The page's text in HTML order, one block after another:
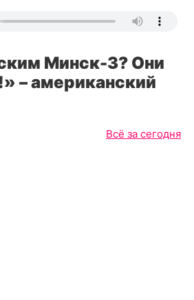
Минск-3? Они
– американский
Всё за сегодня